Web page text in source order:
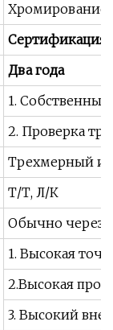
Хромирование,
Сертификация
Два года
1.
2. Проверка
Трехмерный
Т/Т, Л/К
Обычно через
1. Высокая
2.Высокая
3. Высокий